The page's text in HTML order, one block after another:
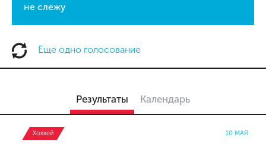
не слежу
Еще одно голосование
Результаты Календарь
Хоккей 10 МАЯ